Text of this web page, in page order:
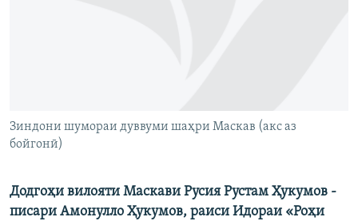
Зиндони шумораи дуввуми шаҳри Маскав (акс аз
бойгонӣ)
Додгоҳи вилояти Маскави Русия Рустам Ҳукумов -
писари Амонулло Ҳукумов, раиси Идораи «Роҳи